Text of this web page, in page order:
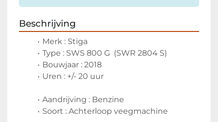
Beschrijving
Merk : Stiga
Type : SWS 800 G  (SWR 2804 S)
Bouwjaar : 2018
Uren : +/- 20 uur
Aandrijving : Benzine
Soort : Achterloop veegmachine